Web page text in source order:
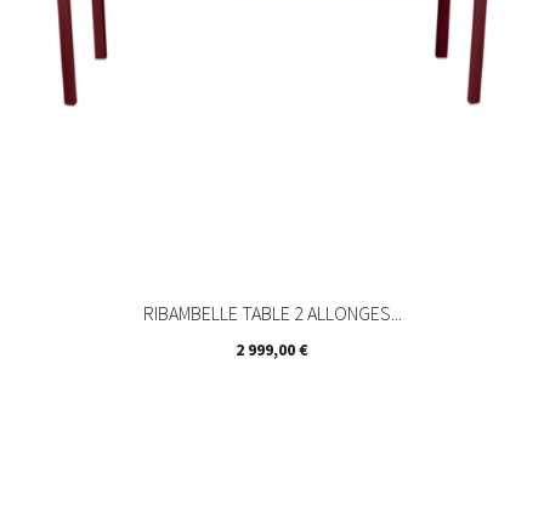
RIBAMBELLE TABLE 2 ALLONGES...
Prix
2 999,00 €